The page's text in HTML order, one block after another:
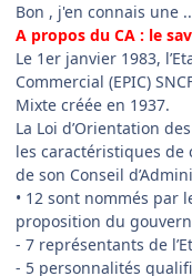
Bon , j'en connais une
A propos du CA : le
Le 1er janvier 1983,
Commercial (EPIC)
Mixte créée en 1937.
La Loi d’Orientation
les caractéristiques de
de son Conseil
• 12 sont nommés par
proposition du
- 7 représentants de
- 5 personnalités